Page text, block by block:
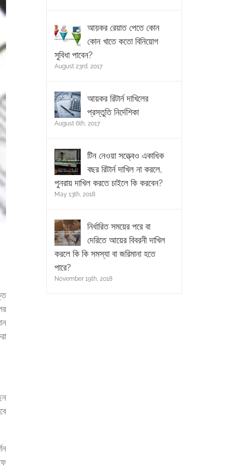
আয়কর রেয়াত পেতে কোন
কোন খাতে কতো বিনিয়োগ
সুবিধা পাবেন?
August 23rd, 2017
আয়কর রিটার্ন দাখিলের
প্রস্তুতি নির্দেশিকা
August 6th, 2017
টিন নেওয়া সত্ত্বেও একাধিক
বছর রিটার্ন দাখিল না করলে,
পুনরায় দাখিল করতে চাইলে কি করবেন?
May 13th, 2018
নির্ধারিত সময়ের পরে বা
দেরিতে আয়ের বিবরনী দাখিল
করলে কি কি সমস্যা বা জরিমানা হতে
পারে?
November 19th, 2018